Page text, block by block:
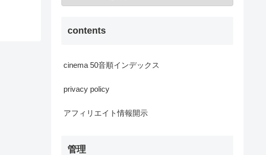
contents
cinema 50音順インデックス
privacy policy
アフィリエイト情報開示
管理